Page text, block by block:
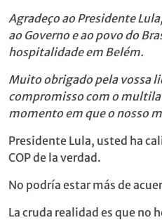
Agradeço ao Presidente
ao Governo e ao povo do
hospitalidade em Belém.
Muito obrigado pela vossa
compromisso com o
momento em que o nosso
Presidente Lula, usted ha
COP de la verdad.
No podría estar más de
La cruda realidad es que no